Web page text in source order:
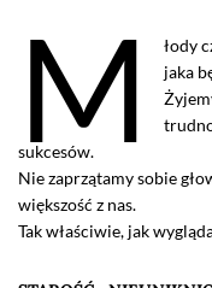
M
łody
jaka
sukcesów.
Nie zaprzątamy sobie
większość z nas.
Tak właściwie, jak